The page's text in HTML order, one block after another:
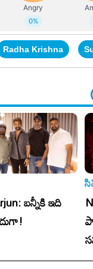
Radha Krishna
బన్నీకి ఇది